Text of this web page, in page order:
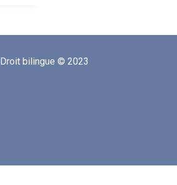
Droit bilingue © 2023